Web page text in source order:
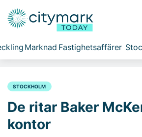
Marknad Fastighetsaffärer
STOCKHOLM
De ritar Baker
kontor